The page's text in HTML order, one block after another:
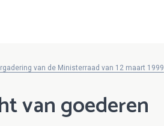
van de Ministerraad van 12 maart 1999
van goederen